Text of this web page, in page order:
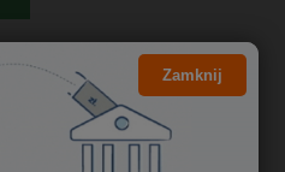
Zamknij